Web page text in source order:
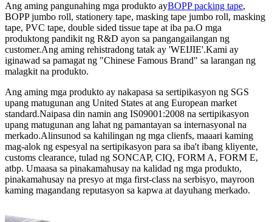
Ang aming pangunahing mga produkto ayBOPP packing tape,
BOPP jumbo roll, stationery tape, masking tape jumbo roll, masking
tape, PVC tape, double sided tissue tape at iba pa.O mga
produktong pandikit ng R&D ayon sa pangangailangan ng
customer.Ang aming rehistradong tatak ay 'WEIJIE'.Kami ay
iginawad sa pamagat ng "Chinese Famous Brand" sa larangan ng
malagkit na produkto.
Ang aming mga produkto ay nakapasa sa sertipikasyon ng SGS
upang matugunan ang United States at ang European market
standard.Naipasa din namin ang IS09001:2008 na sertipikasyon
upang matugunan ang lahat ng pamantayan sa internasyonal na
merkado.Alinsunod sa kahilingan ng mga clienfs, maaari kaming
mag-alok ng espesyal na sertipikasyon para sa iba't ibang kliyente,
customs clearance, tulad ng SONCAP, CIQ, FORM A, FORM E,
atbp. Umaasa sa pinakamahusay na kalidad ng mga produkto,
pinakamahusay na presyo at mga first-class na serbisyo, mayroon
kaming magandang reputasyon sa kapwa at dayuhang merkado.